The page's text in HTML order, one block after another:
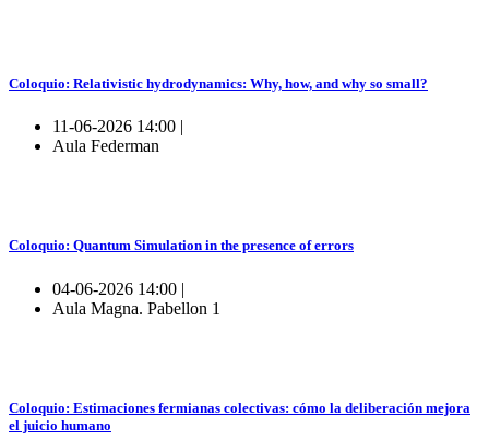
Coloquio: Relativistic hydrodynamics: Why, how, and why so small?
11-06-2026 14:00 |
Aula Federman
Coloquio: Quantum Simulation in the presence of errors
04-06-2026 14:00 |
Aula Magna. Pabellon 1
Coloquio: Estimaciones fermianas colectivas: cómo la deliberación mejora
el juicio humano